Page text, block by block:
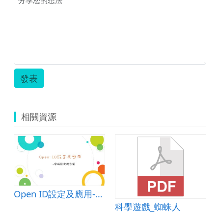
發表
相關資源
Open ID設定及應用-密碼設定概念篇
科學遊戲_蜘蛛人